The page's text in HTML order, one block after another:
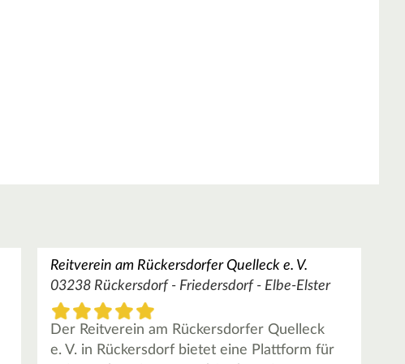
Reitverein am Rückersdorfer Quelleck e. V.
03238 Rückersdorf - Friedersdorf - Elbe-Elster
Der Reitverein am Rückersdorfer Quelleck
e. V. in Rückersdorf bietet eine Plattform für